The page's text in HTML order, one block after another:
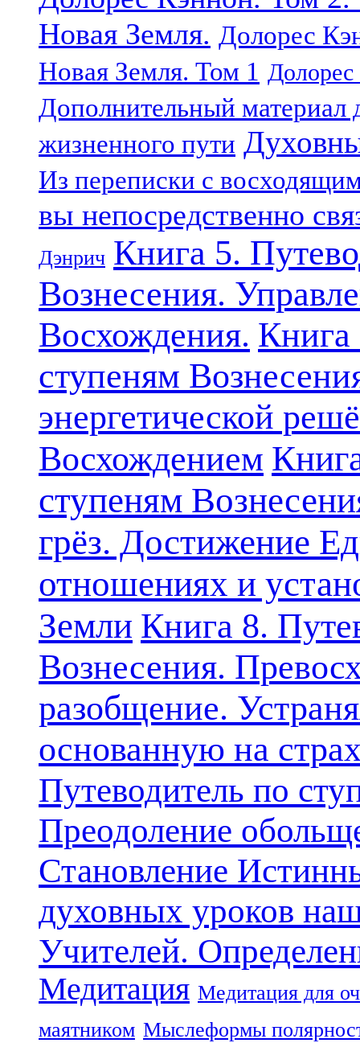
Новая Земля. Долорес
Новая Земля. Том 1
Дополнительный материал
жизненного пути
Из переписки с
вы непосредственно
Дэнрич Книга 5.
Вознесения.
Восхождения. Книга
ступеням
энергетической
Восхождением
ступеням
грёз. Достижение
отношениях и
Земли Книга 8.
Вознесения.
разобщение.
основанную на
Путеводитель по
Преодоление
Становление
духовных уроков
Учителей.
Медитация Медитация для
маятником Мыслеформы